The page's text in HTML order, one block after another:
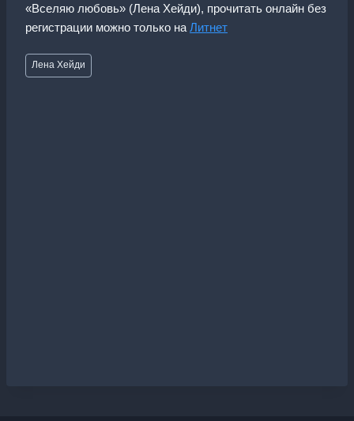
«Вселяю любовь» (Лена Хейди), прочитать онлайн без
регистрации можно только на Литнет
Метки
записи:
Лена Хейди